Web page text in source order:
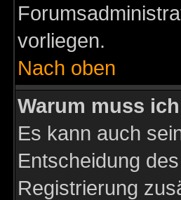
vorliegen.
Nach oben
Warum muss
Es kann auch
Entscheidung
Registrierung